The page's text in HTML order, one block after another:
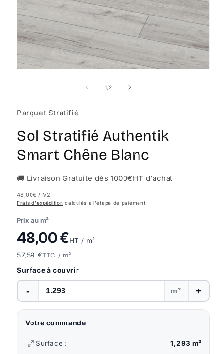
une
fenêtre
1/de
2
Parquet Stratifié
Sol Stratifié Authentik
Smart Chêne Blanc
🚚 Livraison Gratuite dès 1000€HT d'achat
48,00€ / M2
Frais d'expédition calculés à l'étape de paiement.
Prix au m²
48,00 €HT / m²
57,59 €TTC / m²
Surface à couvrir
- m² +
Votre commande
Surface : 1,293 m²